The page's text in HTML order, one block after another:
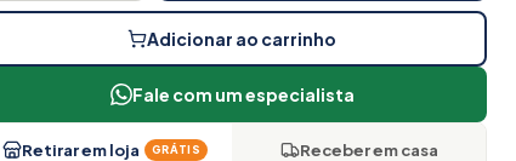
Adicionar ao carrinho
Fale com um especialista
Retirar em loja GRÁTIS Receber em casa